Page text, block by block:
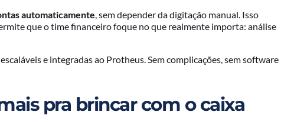
automaticamente, sem depender da digitação manual. Isso
que o time financeiro foque no que realmente importa: análise
e integradas ao Protheus. Sem complicações, sem software
pra brincar com o caixa